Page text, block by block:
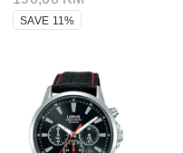
SAVE 11%